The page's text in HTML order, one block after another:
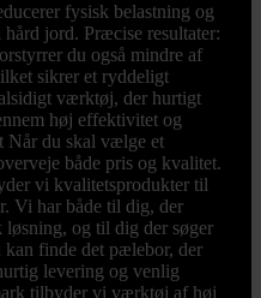
fysisk belastning og
hård jord. Præcise resultater:
du også mindre af
sikrer et ryddeligt
værktøj, der hurtigt
høj effektivitet og
Når du skal vælge et
både pris og kvalitet.
vi kvalitetsprodukter til
Vi har både til dig, der
løsning, og til dig der søger
kan finde det pælebor, der
levering og venlig
tilbyder vi værktøj af høj